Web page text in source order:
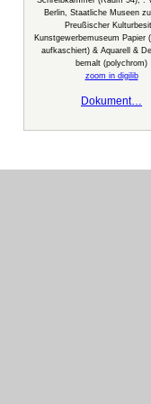
Berlin, Staatliche Museen
Preußischer
Kunstgewerbemuseum Papier
aufkaschiert) & Aquarell &
bemalt (polychrom)
zoom in digilib
Dokument…